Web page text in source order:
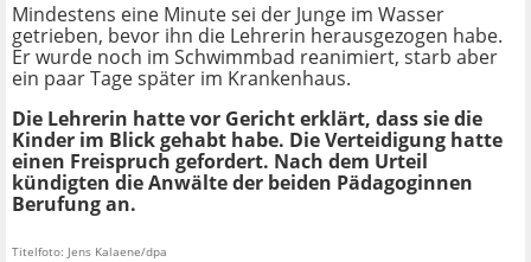
Mindestens eine Minute sei der Junge im Wasser
getrieben, bevor ihn die Lehrerin herausgezogen habe.
Er wurde noch im Schwimmbad reanimiert, starb aber
ein paar Tage später im Krankenhaus.
Die Lehrerin hatte vor Gericht erklärt, dass sie die
Kinder im Blick gehabt habe. Die Verteidigung hatte
einen Freispruch gefordert. Nach dem Urteil
kündigten die Anwälte der beiden Pädagoginnen
Berufung an.
Titelfoto: Jens Kalaene/dpa